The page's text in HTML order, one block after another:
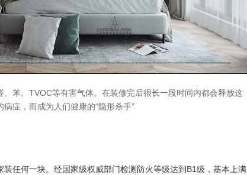
苯、TVOC等有害气体。在装修完后很长一段时间内都会释放这
症，而成为人们健康的“隐形杀手”
任何一块。经国家级权威部门检测防火等级达到B1级，基本上满